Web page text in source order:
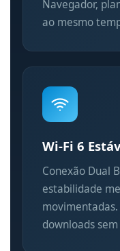
Navegador,
ao mesmo
Wi-Fi 6
Conexão Dual
estabilidade
downloads